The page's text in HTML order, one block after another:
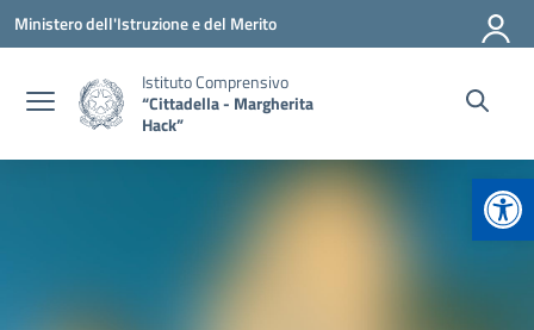
Vai ai contenuti
Vai al menu di navigazione
Vai al footer
Ministero dell'Istruzione e del Merito
Istituto Comprensivo
“Cittadella - Margherita
Hack”